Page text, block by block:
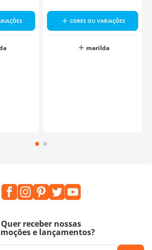
CORES OU VARIAÇÕES
marilda
Quer receber nossas
e lançamentos?